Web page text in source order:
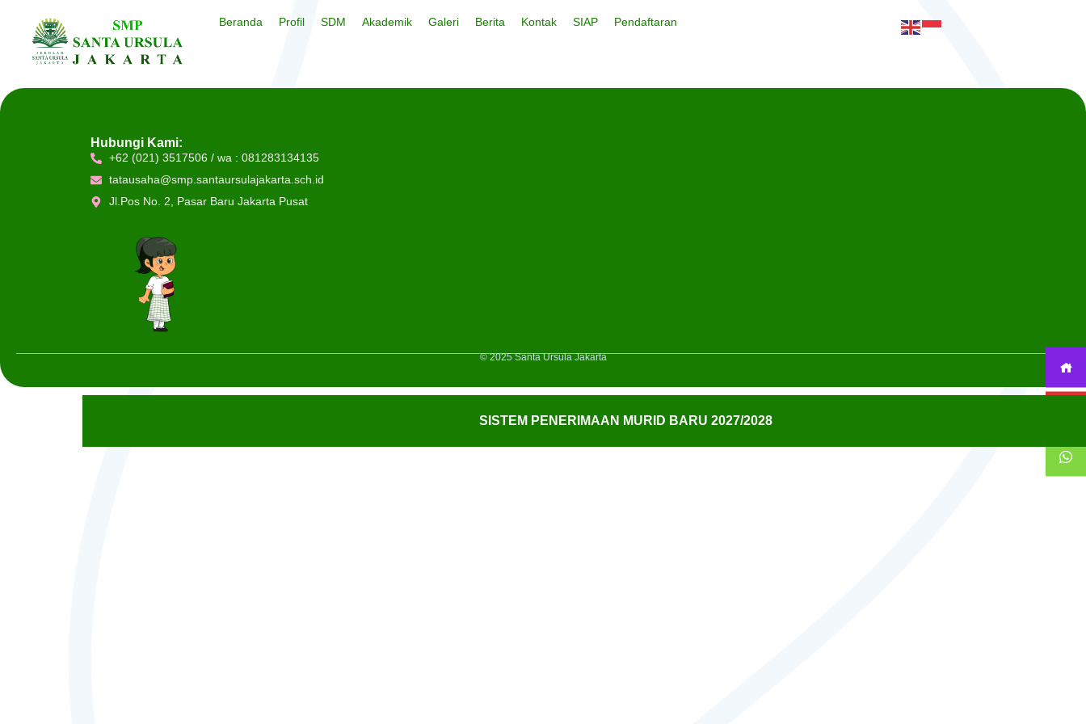
Beranda Profil SDM Akademik Galeri Berita Kontak SIAP Pendaftaran
Hubungi Kami:
+62 (021) 3517506 / wa : 081283134135
tatausaha@smp.santaursulajakarta.sch.id
Jl.Pos No. 2, Pasar Baru Jakarta Pusat
© 2025 Santa Ursula Jakarta
SISTEM PENERIMAAN MURID BARU 2027/2028